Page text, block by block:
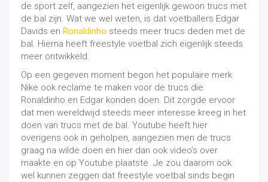
de sport zelf, aangezien het eigenlijk gewoon trucs met
de bal zijn. Wat we wel weten, is dat voetballers Edgar
Davids en Ronaldinho steeds meer trucs deden met de
bal. Hierna heeft freestyle voetbal zich eigenlijk steeds
meer ontwikkeld.
Op een gegeven moment begon het populaire merk
Nike ook reclame te maken voor de trucs die
Ronaldinho en Edgar konden doen. Dit zorgde ervoor
dat men wereldwijd steeds meer interesse kreeg in het
doen van trucs met de bal. Youtube heeft hier
overigens ook in geholpen, aangezien men de trucs
graag na wilde doen en hier dan ook video’s over
maakte en op Youtube plaatste. Je zou daarom ook
wel kunnen zeggen dat freestyle voetbal sinds begin